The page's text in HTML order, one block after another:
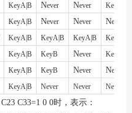
KeyA|B Never Never KeyB
KeyA|B Never Never Never
KeyA|B KeyA|B KeyA|B KeyA|B
KeyA|B KeyB Never KeyB
KeyA|B KeyB Never Never
KeyA|B Never Never Never
C33=1 0 0时，表示：